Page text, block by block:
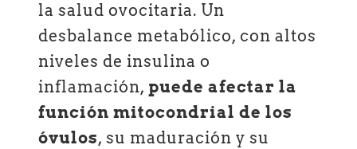
la salud ovocitaria. Un
desbalance metabólico, con altos
niveles de insulina o
inflamación, puede afectar la
función mitocondrial de los
óvulos, su maduración y su